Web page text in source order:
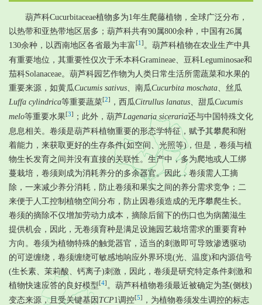
葫芦科Cucurbitaceae植物多为1年生爬藤植物，全球广泛分布，
以热带和亚热带地区居多；葫芦科共有90属800余种，中国有26属
130余种，以西南地区各省最为丰富[1 ] 。葫芦科植物在农业生产中具
有重要地位，其重要性仅次于禾本科Gramineae、豆科Leguminosae和
茄科Solanaceae。葫芦科园艺作物为人类日常生活所需蔬菜和水果的
重要来源，如黄瓜Cucumis sativus 、南瓜Cucurbita moschata 、丝瓜
Luffa cylindrica等重要蔬菜[2] ，西瓜Citrullus lanatus 、甜瓜Cucumis
melo等重要水果[3] ；此外，葫芦Lagenaria siceraria还与中国特殊文化
息息相关。卷须是葫芦科植物重要的形态学特征，赋予其攀爬和附
着能力，来获取更好的生存条件(如空间、光照等)，但是，卷须与植
物生长发育之间并没有直接的关联性。生产中，多为爬地或人工绑
蔓栽培，卷须则成为消耗养分的多余器官。因此，卷须需人工摘
除，一来减少养分消耗，防止卷须和果实之间的养分需求竞争；二
来便于人工控制植物空间分布，防止因卷须造成的无序攀爬生长。
卷须的摘除不仅增加劳动力成本，摘除后留下的伤口也为病菌滋生
提供机会，因此，无卷须育种是满足设施园艺栽培需求的重要育种
方向。卷须为植物特殊的触觉器官，适当的刺激即可导致渗透驱动
的可逆缠绕，卷须缠绕可敏感地响应外界环境(光、温度)和内源信号
(生长素、茉莉酸、钙离子)刺激，因此，卷须是研究特定条件刺激和
植物快速应答的良好模型[4] 。葫芦科植物卷须最近被确定为茎(侧枝)
变态来源，且受关键基因 TCP1调控[5]
，为植物卷须发生调控的标志